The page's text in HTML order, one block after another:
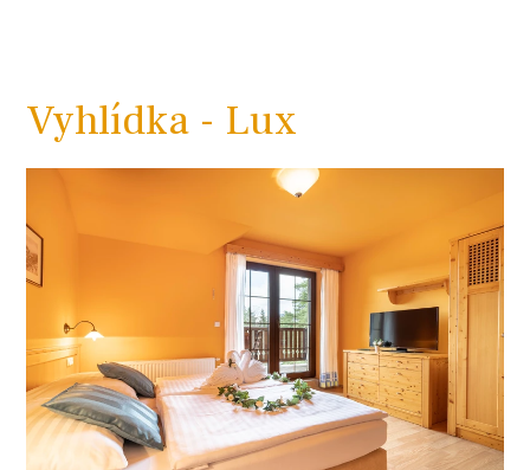
Vyhlídka - Lux